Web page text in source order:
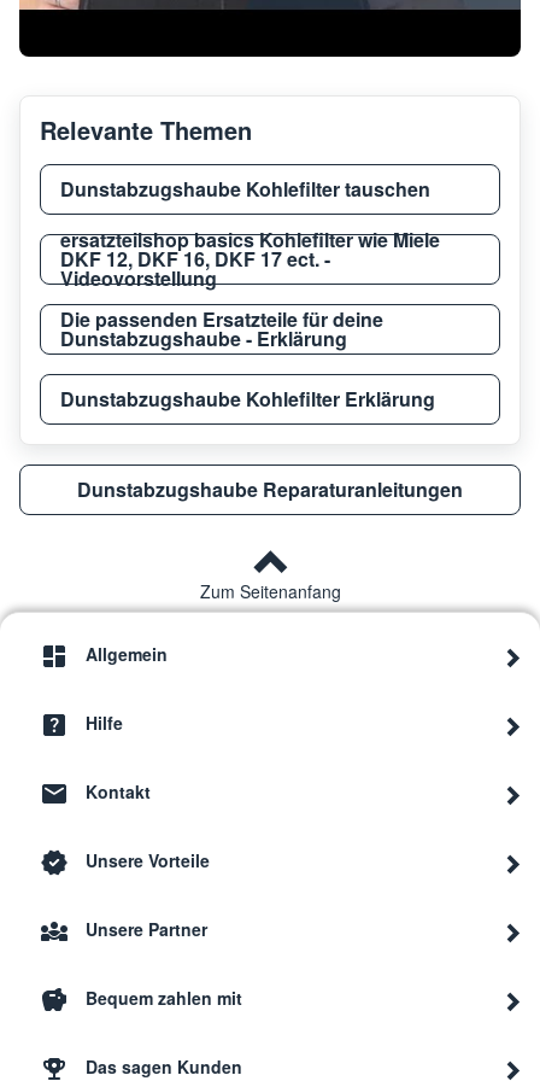
Relevante Themen
Dunstabzugshaube Kohlefilter tauschen
ersatzteilshop basics Kohlefilter wie Miele
DKF 12, DKF 16, DKF 17 ect. -
Videovorstellung
Die passenden Ersatzteile für deine
Dunstabzugshaube - Erklärung
Dunstabzugshaube Kohlefilter Erklärung
Dunstabzugshaube Reparaturanleitungen
Zum Seitenanfang
Allgemein
Hilfe
Kontakt
Unsere Vorteile
Unsere Partner
Bequem zahlen mit
Das sagen Kunden